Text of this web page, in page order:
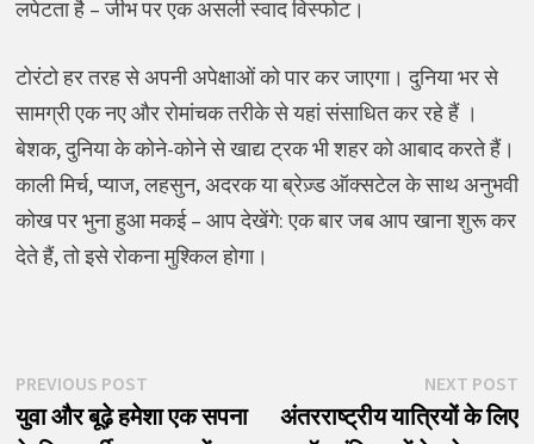
लपेटता है – जीभ पर एक असली स्वाद विस्फोट।
टोरंटो हर तरह से अपनी अपेक्षाओं को पार कर जाएगा। दुनिया भर से
सामग्री एक नए और रोमांचक तरीके से यहां संसाधित कर रहे हैं ।
बेशक, दुनिया के कोने-कोने से खाद्य ट्रक भी शहर को आबाद करते हैं।
काली मिर्च, प्याज, लहसुन, अदरक या ब्रेज़्ड ऑक्सटेल के साथ अनुभवी
कोख पर भुना हुआ मकई – आप देखेंगे: एक बार जब आप खाना शुरू कर
देते हैं, तो इसे रोकना मुश्किल होगा।
पोस्ट
नेविगेशन
PREVIOUS POSTPrevious
post:
युवा और बूढ़े हमेशा एक सपना
NEXT POST
अंतरराष्ट्रीय यात्रियों के लिए